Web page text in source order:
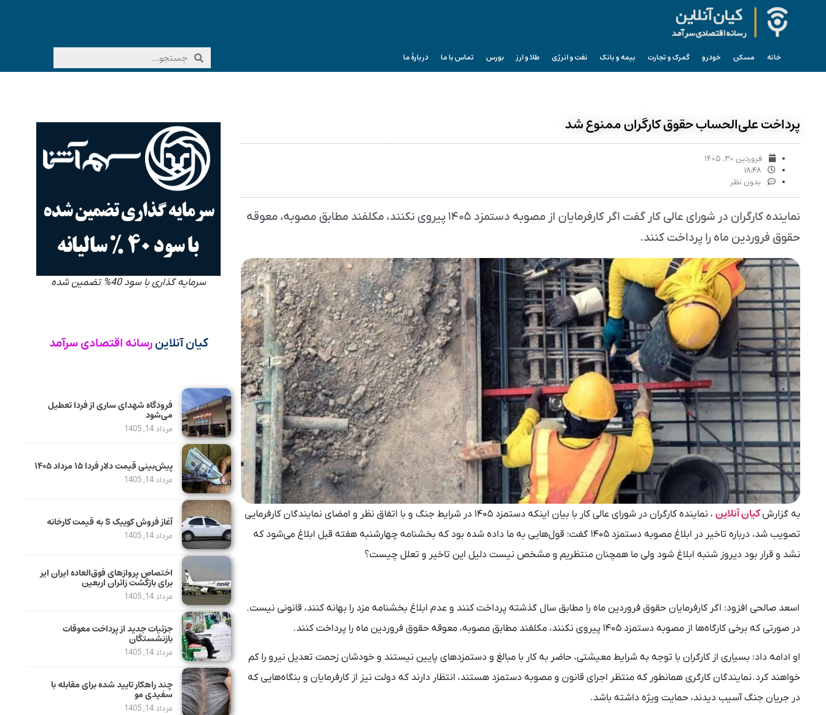
خانه مسکن خودرو گمرک و تجارت بیمه و بانک نفت و انرژی طلا و ارز بورس تماس با ما دربارۀ ما
پرداخت علی‌الحساب حقوق کارگران ممنوع شد
فروردین ۳۰, ۱۴۰۵
۱۸:۴۸
بدون نظر
نماینده کارگران در شورای عالی کار گفت اگر کارفرمایان از مصوبه دستمزد ۱۴۰۵ پیروی نکنند، مکلفند مطابق مصوبه، معوقه
حقوق فروردین ماه را پرداخت کنند.
به گزارشکیان آنلاین
، نماینده کارگران در شورای عالی کار با بیان اینکه دستمزد ۱۴۰۵ در شرایط جنگ و با اتفاق نظر و امضای نمایندگان کارفرمایی
تصویب شد، درباره تاخیر در ابلاغ مصوبه دستمزد ۱۴۰۵ گفت: قول‌هایی به ما داده شده بود که بخشنامه چهارشنبه هفته قبل ابلاغ می‌شود که
نشد و قرار بود دیروز شنبه ابلاغ شود ولی ما همچنان منتظریم و مشخص نیست دلیل این تاخیر و تعلل چیست؟
اسعد صالحی افزود: اگر کارفرمایان حقوق فروردین ماه را مطابق سال گذشته پرداخت کنند و عدم ابلاغ بخشنامه مزد را بهانه کنند، قانونی نیست.
در صورتی که برخی کارگاه‌ها از مصوبه دستمزد ۱۴۰۵ پیروی نکنند، مکلفند مطابق مصوبه، معوقه حقوق فروردین ماه را پرداخت کنند.
او ادامه داد: بسیاری از کارگران با توجه به شرایط معیشتی، حاضر به کار با مبالغ و دستمزدهای پایین نیستند و خودشان زحمت تعدیل نیرو را کم
خواهند کرد. نمایندگان کارگری همانطور که منتظر اجرای قانون و مصوبه دستمزد هستند، انتظار دارند که دولت نیز از کارفرمایان و بنگاه‌هایی که
در جریان جنگ آسیب دیدند، حمایت ویژه داشته باشد.
سرمایه گذاری با سود 40% تضمین شده
کیان آنلاین رسانه اقتصادی سرآمد
فرودگاه شهدای ساری از فردا تعطیل
می‌شود
مرداد 14, 1405
پیش‌بینی قیمت دلار فردا ۱۵ مرداد ۱۴۰۵
مرداد 14, 1405
آغاز فروش کوییک S به قیمت کارخانه
مرداد 14, 1405
اختصاص پروازهای فوق‌العاده ایران ایر
برای بازگشت زائران اربعین
مرداد 14, 1405
جزئیات جدید از پرداخت معوقات
بازنشستگان
مرداد 14, 1405
چند راهکار تایید شده برای مقابله با
سفیدی مو
مرداد 14, 1405